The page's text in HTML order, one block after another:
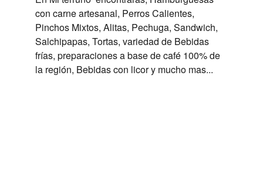
con carne artesanal, Perros Calientes,
Pinchos Mixtos, Alitas, Pechuga, Sandwich,
Salchipapas, Tortas, variedad de Bebidas
frías, preparaciones a base de café 100% de
la región, Bebidas con licor y mucho mas...